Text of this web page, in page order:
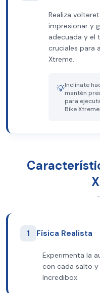
Realiza
impresionar y
adecuada y el
cruciales para
Xtreme.
💡Inclínate
mantén
para
Bike Xtreme.
1 Física Realista
Experimenta la
con cada salto y
Incredibox.